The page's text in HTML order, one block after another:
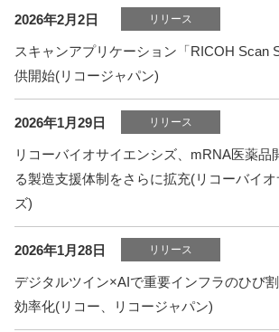
2026年2月2日 リリース
スキャンアプリケーション「RICOH Scan
供開始(リコージャパン)
2026年1月29日 リリース
リコーバイオサイエンシズ、mRNA医薬品
る製造支援体制をさらに拡充(リコーバイ
ズ)
2026年1月28日 リリース
デジタルツイン×AIで重要インフラのひび
効率化(リコー、リコージャパン)